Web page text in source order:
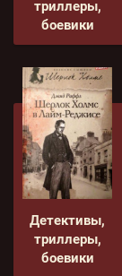
триллеры,
боевики
Детективы,
триллеры,
боевики